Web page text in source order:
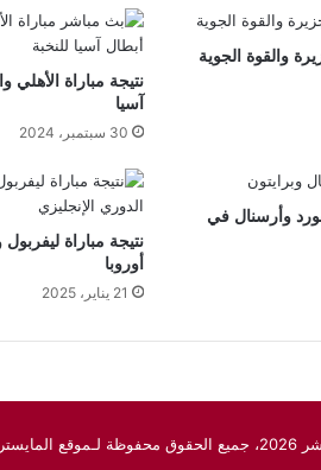
والقوة الجوية
نتيجة مباراة
آسيا
30 سبتمبر، 2024
وأرسنال في
نتيجة مباراة
أوروبا
21 يناير، 2025
الرياضي